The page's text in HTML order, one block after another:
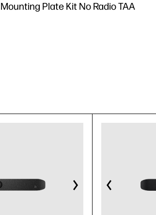
Mounting Plate Kit No Radio TAA